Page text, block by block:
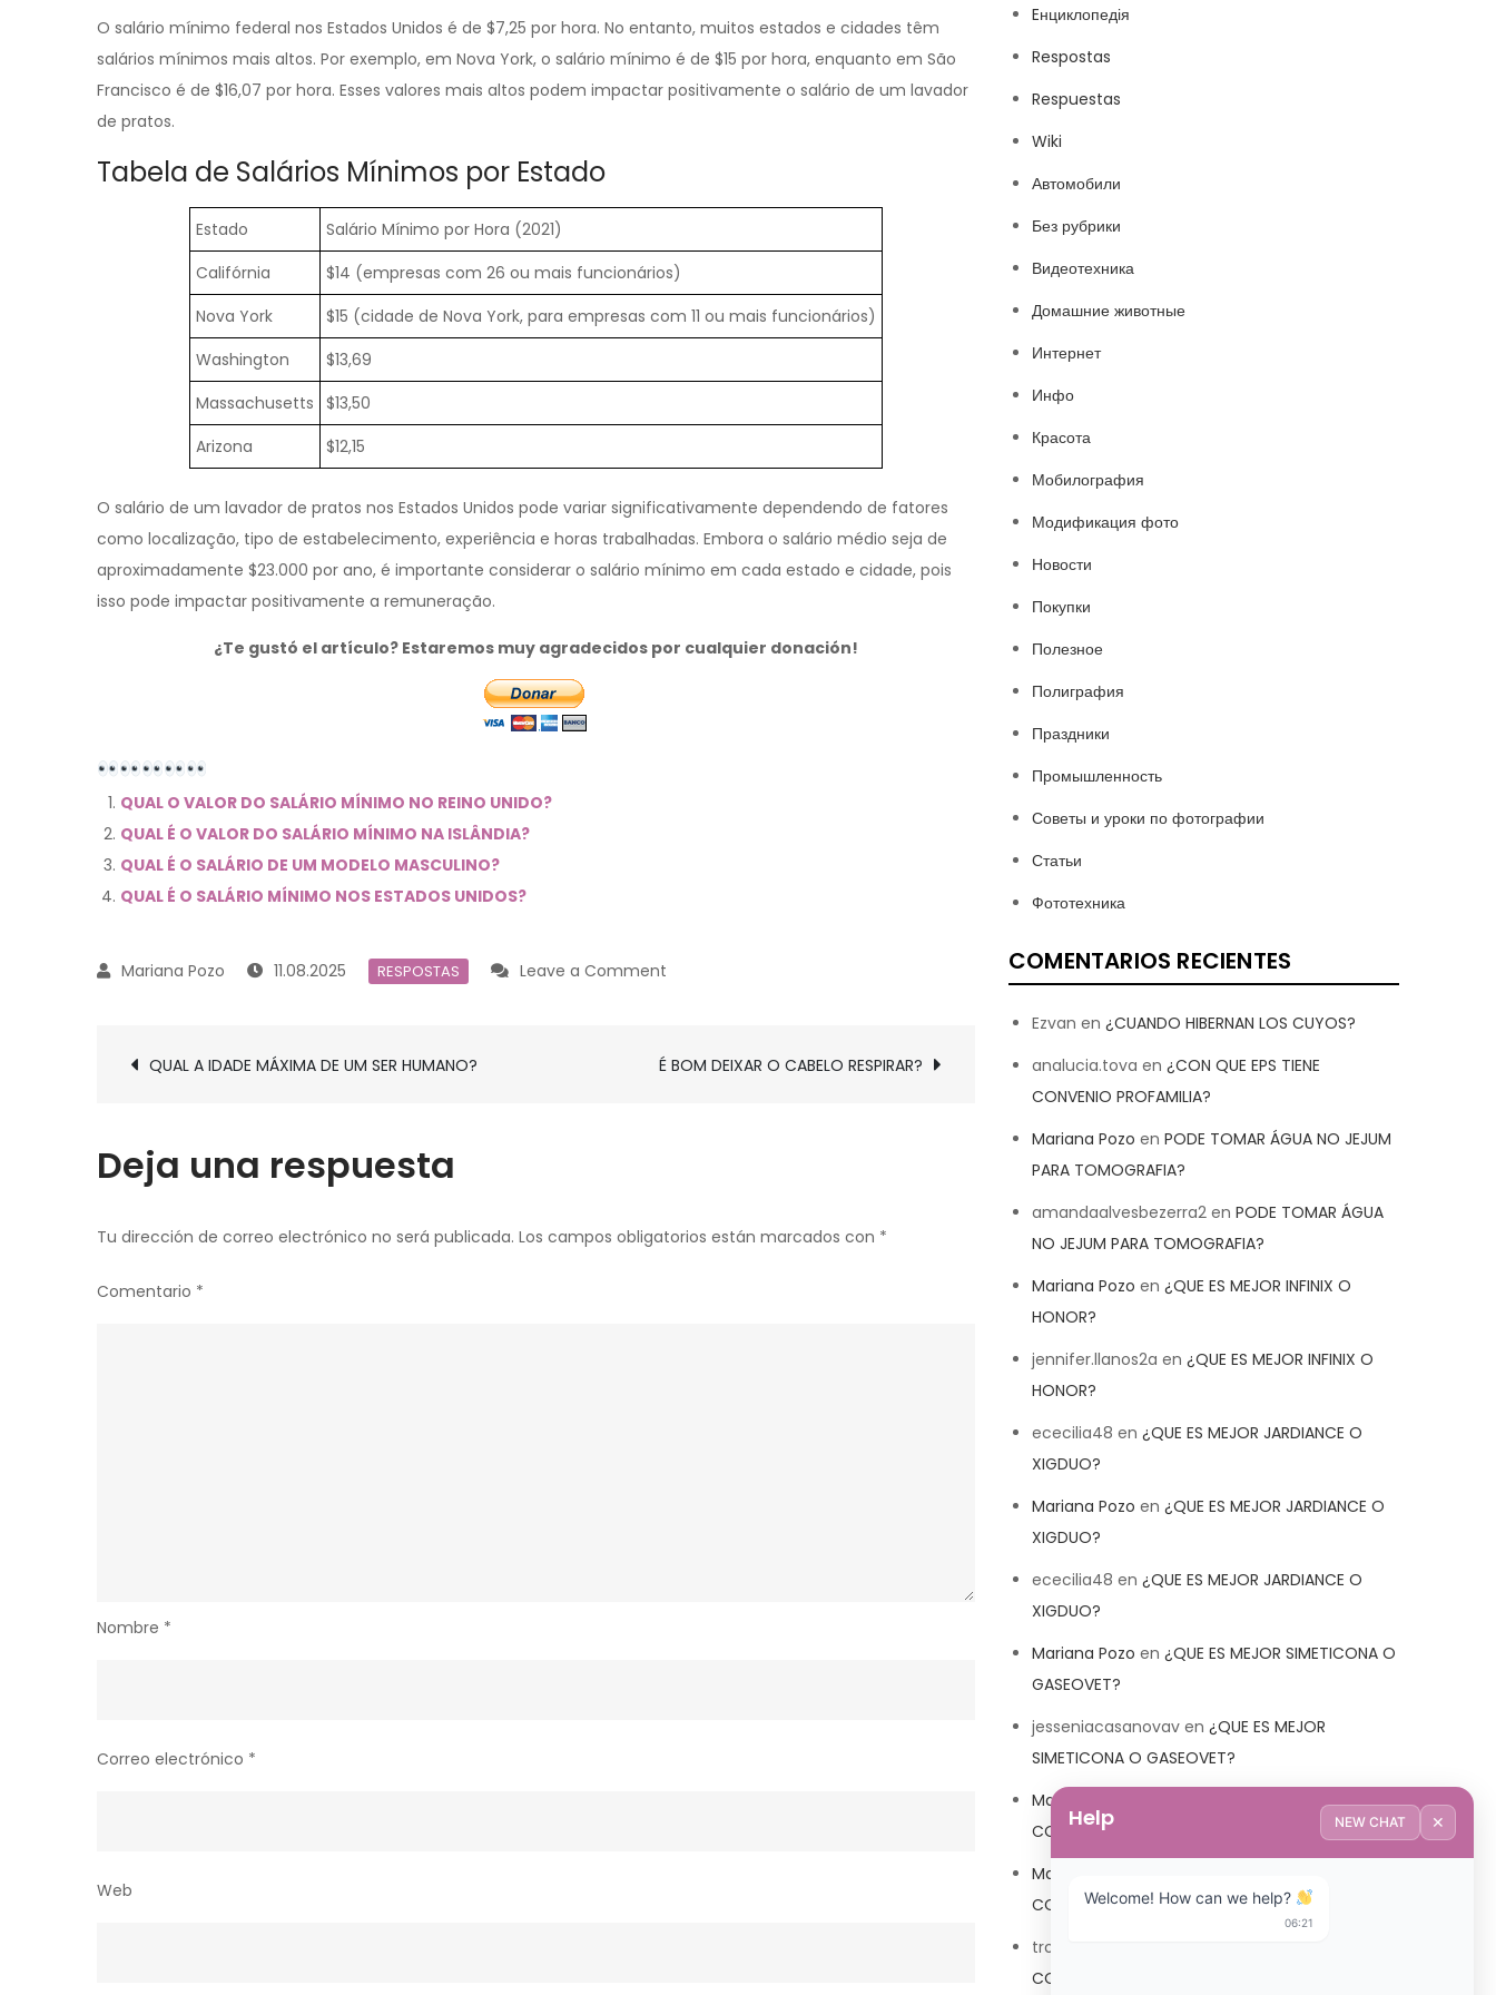
O salário mínimo federal nos Estados Unidos é de $7,25 por hora. No entanto, muitos estados e cidades têm
salários mínimos mais altos. Por exemplo, em Nova York, o salário mínimo é de $15 por hora, enquanto em São
Francisco é de $16,07 por hora. Esses valores mais altos podem impactar positivamente o salário de um lavador
de pratos.
Tabela de Salários Mínimos por Estado
Estado
Salário Mínimo por Hora (2021)
Califórnia
$14 (empresas com 26 ou mais funcionários)
Nova York
$15 (cidade de Nova York, para empresas com 11 ou mais funcionários)
Washington
$13,69
Massachusetts $13,50
Arizona
$12,15
O salário de um lavador de pratos nos Estados Unidos pode variar significativamente dependendo de fatores
como localização, tipo de estabelecimento, experiência e horas trabalhadas. Embora o salário médio seja de
aproximadamente $23.000 por ano, é importante considerar o salário mínimo em cada estado e cidade, pois
isso pode impactar positivamente a remuneração.
¿Te gustó el artículo? Estaremos muy agradecidos por cualquier donación!
QUAL O VALOR DO SALÁRIO MÍNIMO NO REINO UNIDO?
QUAL É O VALOR DO SALÁRIO MÍNIMO NA ISLÂNDIA?
QUAL É O SALÁRIO DE UM MODELO MASCULINO?
QUAL É O SALÁRIO MÍNIMO NOS ESTADOS UNIDOS?
11.08.2025 RESPOSTAS Leave a Comment
SALÁRIO
Navegación
QUAL A IDADE MÁXIMA DE UM SER HUMANO? É BOM DEIXAR O CABELO RESPIRAR?
Deja una respuesta
Tu dirección de correo electrónico no será publicada. Los campos obligatorios están marcados con *
Comentario *
Nombre *
Correo electrónico *
Web
Eнциклопедія
Respostas
Respuestas
Wiki
Автомобили
Без рубрики
Видеотехника
Домашние животные
Интернет
Инфо
Красота
Мобилография
Модификация фото
Новости
Покупки
Полезное
Полиграфия
Праздники
Промышленность
Советы и уроки по фотографии
Статьи
Фототехника
COMENTARIOS RECIENTES
Ezvan en ¿CUANDO HIBERNAN LOS CUYOS?
analucia.tova en ¿CON QUE EPS TIENE
CONVENIO PROFAMILIA?
Mariana Pozo en PODE TOMAR ÁGUA NO JEJUM
PARA TOMOGRAFIA?
amandaalvesbezerra2 en PODE TOMAR ÁGUA
NO JEJUM PARA TOMOGRAFIA?
Mariana Pozo en ¿QUE ES MEJOR INFINIX O
HONOR?
jennifer.llanos2a en ¿QUE ES MEJOR INFINIX O
HONOR?
ececilia48 en ¿QUE ES MEJOR JARDIANCE O
XIGDUO?
Mariana Pozo en ¿QUE ES MEJOR JARDIANCE O
XIGDUO?
ececilia48 en ¿QUE ES MEJOR JARDIANCE O
XIGDUO?
Mariana Pozo en ¿QUE ES MEJOR SIMETICONA O
GASEOVET?
jesseniacasanovav en ¿QUE ES MEJOR
SIMETICONA O GASEOVET?
Mariana Pozo
¿QUE ES MEJOR TRIBEDOCE
COMPUESTO O TRIBEDOCE DX?
Mariana Pozo
COMPUESTO O TRIBEDOCE DX?
trolls_pipis
COMPUESTO O TRIBEDOCE DX?
Help NEW CHAT ✕
Welcome! How can we help?
06:21